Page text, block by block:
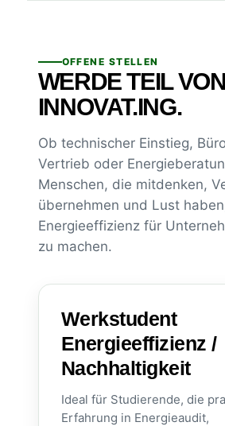
OFFENE STELLEN
WERDE TEIL VON
INNOVAT.ING.
Ob technischer Einstieg,
Vertrieb oder
Menschen, die mitdenken,
übernehmen und Lust
Energieeffizienz für
zu machen.
Werkstudent
Energieeffizienz /
Nachhaltigkeit
Ideal für Studierende, die
Erfahrung in Energieaudit,